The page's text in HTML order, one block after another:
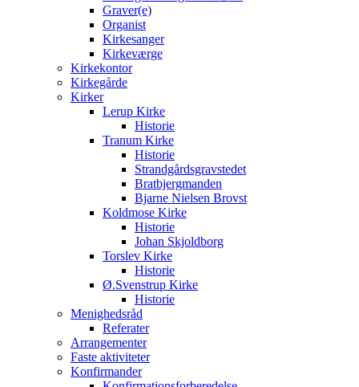
Graver(e)
Organist
Kirkesanger
Kirkeværge
Kirkekontor
Kirkegårde
Kirker
Lerup Kirke
Historie
Tranum Kirke
Historie
Strandgårdsgravstedet
Bratbjergmanden
Bjarne Nielsen Brovst
Koldmose Kirke
Historie
Johan Skjoldborg
Torslev Kirke
Historie
Ø.Svenstrup Kirke
Historie
Menighedsråd
Referater
Arrangementer
Faste aktiviteter
Konfirmander